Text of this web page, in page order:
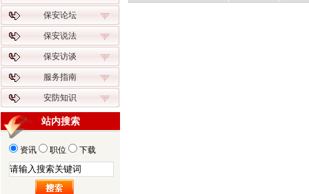
保安论坛
保安说法
保安访谈
服务指南
安防知识
站内搜索
资讯 职位 下载